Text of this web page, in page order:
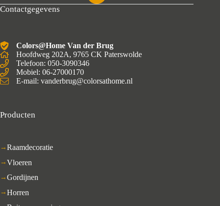
Contactgegevens
Colors@Home Van der Brug
Hoofdweg 202A, 9765 CK Paterswolde
Telefoon: 050-3090346
Mobiel: 06-27000170
E-mail: vanderbrug@colorsathome.nl
Producten
Raamdecoratie
Vloeren
Gordijnen
Horren